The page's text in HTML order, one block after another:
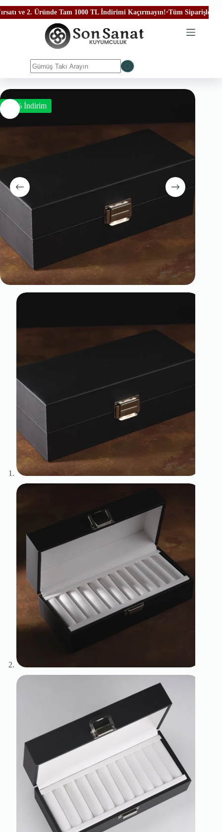
2. Üründe Tam 1000 TL İndirimi Kaçırmayın!•Tüm Siparişleriniz
-50% İndirim